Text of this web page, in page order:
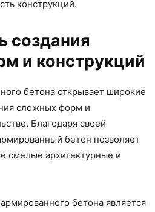
конструкций.
создания
и конструкций
бетона открывает широкие
сложных форм и
Благодаря своей
бетон позволяет
смелые архитектурные и
бетона является